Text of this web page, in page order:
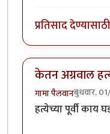
प्रतिसाद देण्यासाठी
केतन अग्रवाल
गामा पैलवानबुधवार,
हत्येच्या पूर्वी काय